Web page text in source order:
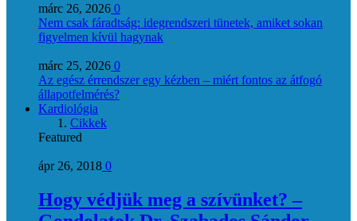
márc 26, 2026 0
Nem csak fáradtság: idegrendszeri tünetek, amiket sokan
figyelmen kívül hagynak
márc 25, 2026 0
Az egész érrendszer egy kézben – miért fontos az átfogó
állapotfelmérés?
Kardiológia
Cikkek
Featured
ápr 26, 2018 0
Hogy védjük meg a szívünket? –